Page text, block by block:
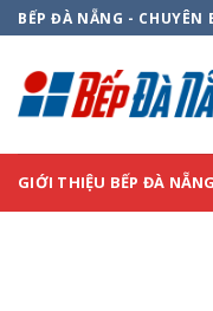
Skip
to
content
BẾP ĐÀ NẴNG - CHUYÊN
GIỚI THIỆU BẾP ĐÀ NẴNG